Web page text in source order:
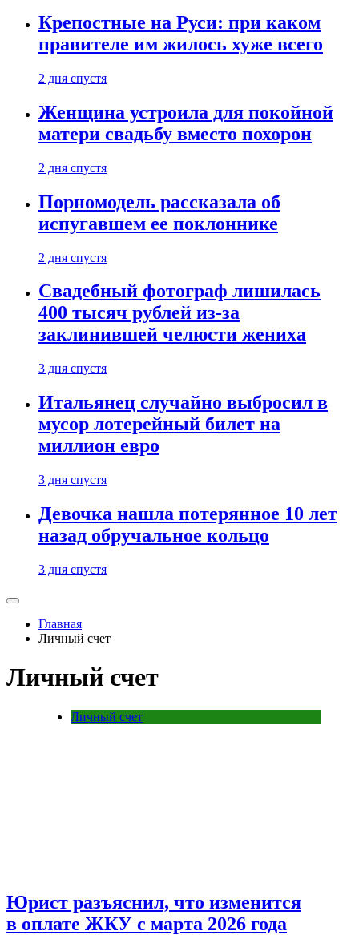
Крепостные на Руси: при каком
правителе им жилось хуже всего
2 дня спустя
Женщина устроила для покойной
матери свадьбу вместо похорон
2 дня спустя
Порномодель рассказала об
испугавшем ее поклоннике
2 дня спустя
Свадебный фотограф лишилась
400 тысяч рублей из-за
заклинившей челюсти жениха
3 дня спустя
Итальянец случайно выбросил в
мусор лотерейный билет на
миллион евро
3 дня спустя
Девочка нашла потерянное 10 лет
назад обручальное кольцо
3 дня спустя
Главная
Личный счет
Личный счет
Личный счет
Юрист разъяснил, что изменится
в оплате ЖКУ с марта 2026 года